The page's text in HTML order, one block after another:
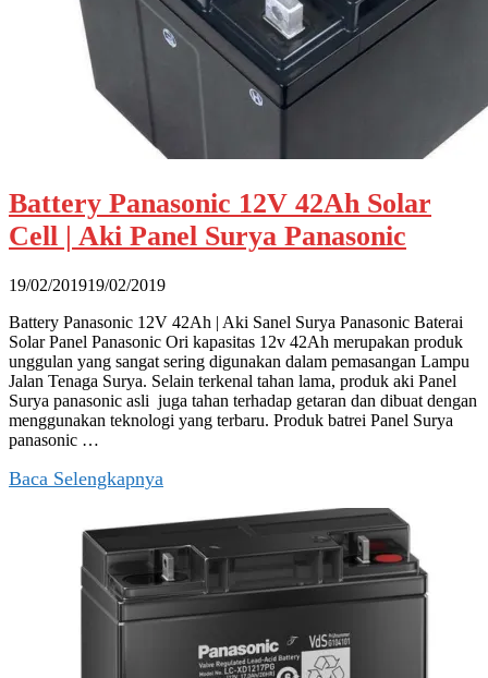
Battery Panasonic 12V 42Ah Solar
Cell | Aki Panel Surya Panasonic
19/02/201919/02/2019
Battery Panasonic 12V 42Ah | Aki Sanel Surya Panasonic Baterai
Solar Panel Panasonic Ori kapasitas 12v 42Ah merupakan produk
unggulan yang sangat sering digunakan dalam pemasangan Lampu
Jalan Tenaga Surya. Selain terkenal tahan lama, produk aki Panel
Surya panasonic asli juga tahan terhadap getaran dan dibuat dengan
menggunakan teknologi yang terbaru. Produk batrei Panel Surya
panasonic …
Baca Selengkapnya